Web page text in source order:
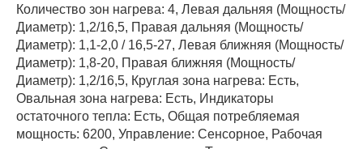
Количество зон нагрева: 4, Левая дальняя (Мощность/
Диаметр): 1,2/16,5, Правая дальняя (Мощность/
Диаметр): 1,1-2,0 / 16,5-27, Левая ближняя (Мощность/
Диаметр): 1,8-20, Правая ближняя (Мощность/
Диаметр): 1,2/16,5, Круглая зона нагрева: Есть,
Овальная зона нагрева: Есть, Индикаторы
остаточного тепла: Есть, Общая потребляемая
мощность: 6200, Управление: Сенсорное, Рабочая